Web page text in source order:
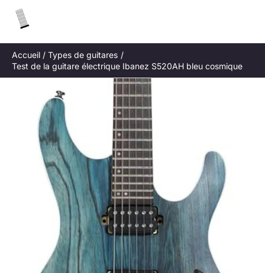
Accueil
Types de guitares
Test de la guitare électrique Ibanez S520AH bleu cosmique
h